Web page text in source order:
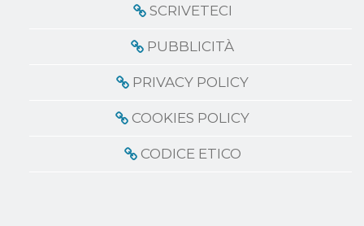
SCRIVETECI
PUBBLICITÀ
PRIVACY POLICY
COOKIES POLICY
CODICE ETICO